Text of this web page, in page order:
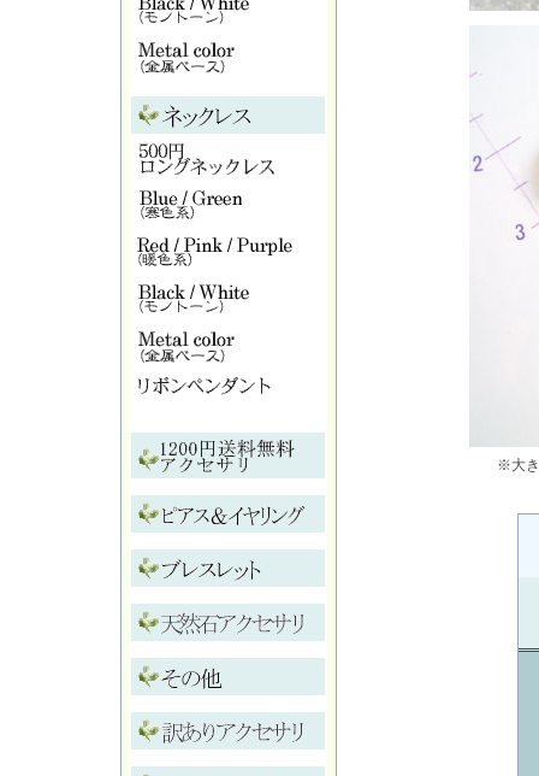
※大き